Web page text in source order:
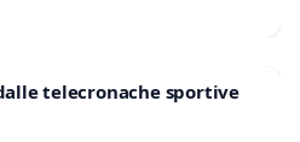
telecronache sportive